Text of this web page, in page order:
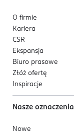
O firmie
Kariera
CSR
Ekspansja
Biuro prasowe
Złóż ofertę
Inspiracje
Nasze oznaczenia
Nowe